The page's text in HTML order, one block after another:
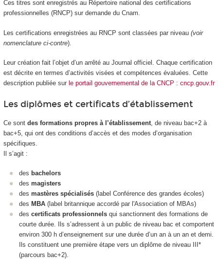
Ces titres sont enregistrés au Répertoire national des certifications
professionnelles (RNCP) sur demande du Cnam.
Les certifications enregistrées au RNCP sont classées par niveau (voir
nomenclature ci-contre).
Leur création fait l’objet d’un arrêté au Journal officiel. Chaque certification
est décrite en termes d’activités visées et compétences évaluées. Cette
description publiée sur le portail gouvernemental de la CNCP : cncp.gouv.fr
Les diplômes et certificats d’établissement
Ce sont des formations propres à l’établissement, de niveau bac+2 à
bac+5, qui ont des conditions d’accès et des modes d’organisation
spécifiques.
Il s’agit :
des bachelors
des magisters
des mastères spécialisés (label Conférence des grandes écoles)
des MBA (label britannique accordé par l'Association of MBAs)
des certificats professionnels qui sanctionnent des formations de
courte durée. Ils s’adressent à un public de niveau bac et comportent
environ 300 h d’enseignement sur une durée d’un an à un an et demi.
Ils constituent une première étape vers un diplôme de niveau III*
(parcours bac+2).